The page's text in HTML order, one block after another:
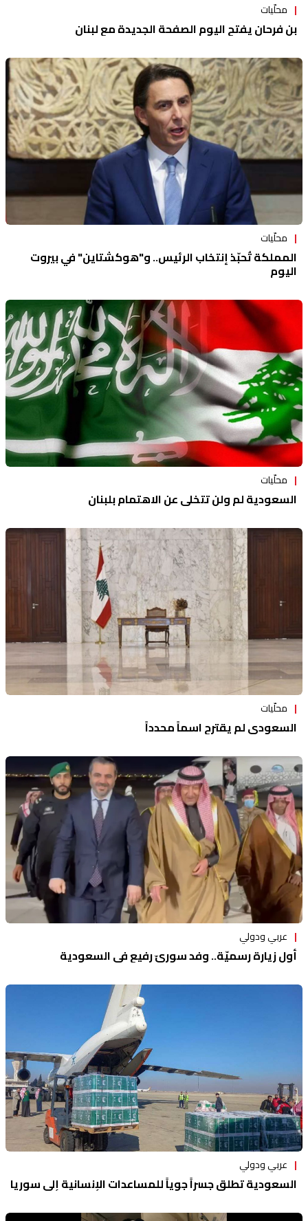
محلّيات
بن فرحان يفتح اليوم الصفحة الجديدة مع لبنان
محلّيات
المملكة تُحبّذ إنتخاب الرئيس.. و"هوكشتاين" في بيروت
اليوم
محلّيات
السعودية لم ولن تتخلى عن الاهتمام بلبنان
محلّيات
السعودي لم يقترح اسماً محدداً
عربي ودولي
أول زيارة رسميّة.. وفد سوريّ رفيع في السعودية
عربي ودولي
السعودية تطلق جسراً جوياً للمساعدات الإنسانية إلى سوريا